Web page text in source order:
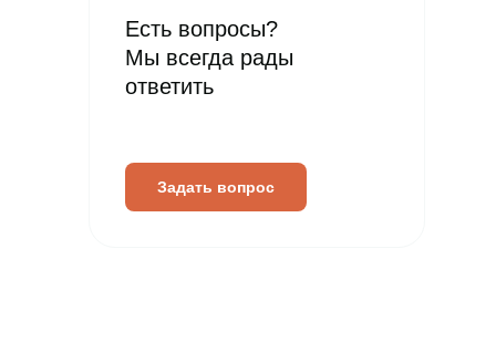
Есть вопросы?
Мы всегда рады
ответить
Задать вопрос